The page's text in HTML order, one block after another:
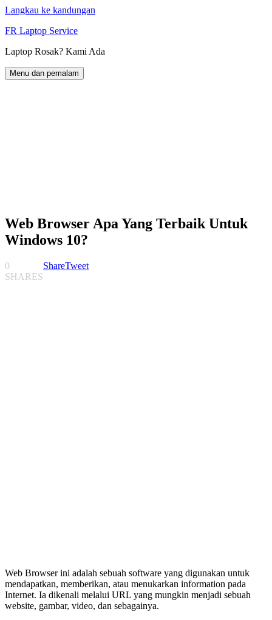
Langkau ke kandungan
FR Laptop Service
Laptop Rosak? Kami Ada
Menu dan pemalam
Web Browser Apa Yang Terbaik Untuk
Windows 10?
0
SHARES
ShareTweet
Web Browser ini adalah sebuah software yang digunakan untuk
mendapatkan, memberikan, atau menukarkan information pada
Internet. Ia dikenali melalui URL yang mungkin menjadi sebuah
website, gambar, video, dan sebagainya.